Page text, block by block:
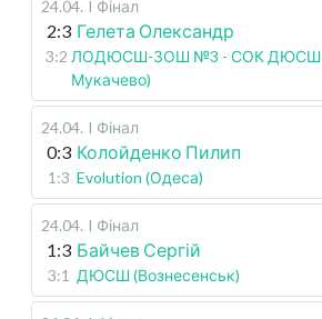
24.04. I Фінал
2:3 Гелета Олександр
3:2 ЛОДЮСШ-ЗОШ №3 - СОК ДЮСШ
Мукачево)
24.04. I Фінал
0:3 Колойденко Пилип
1:3 Evolution (Одеса)
24.04. I Фінал
1:3 Байчев Сергій
3:1 ДЮСШ (Вознесенськ)